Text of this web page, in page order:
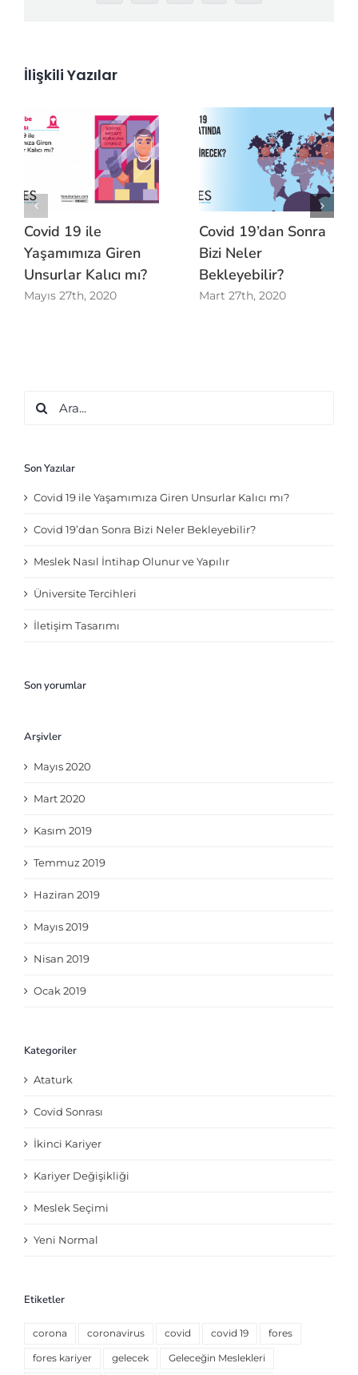
İlişkili Yazılar
Covid 19 ile
Yaşamımıza Giren
Unsurlar Kalıcı mı?
Mayıs 27th, 2020
Covid 19’dan Sonra
Bizi Neler
Bekleyebilir?
Mart 27th, 2020
Son Yazılar
Covid 19 ile Yaşamımıza Giren Unsurlar Kalıcı mı?
Covid 19’dan Sonra Bizi Neler Bekleyebilir?
Meslek Nasıl İntihap Olunur ve Yapılır
Üniversite Tercihleri
İletişim Tasarımı
Son yorumlar
Arşivler
Mayıs 2020
Mart 2020
Kasım 2019
Temmuz 2019
Haziran 2019
Mayıs 2019
Nisan 2019
Ocak 2019
Kategoriler
Ataturk
Covid Sonrası
İkinci Kariyer
Kariyer Değişikliği
Meslek Seçimi
Yeni Normal
Etiketler
corona coronavirus covid covid 19 fores
fores kariyer gelecek Geleceğin Meslekleri